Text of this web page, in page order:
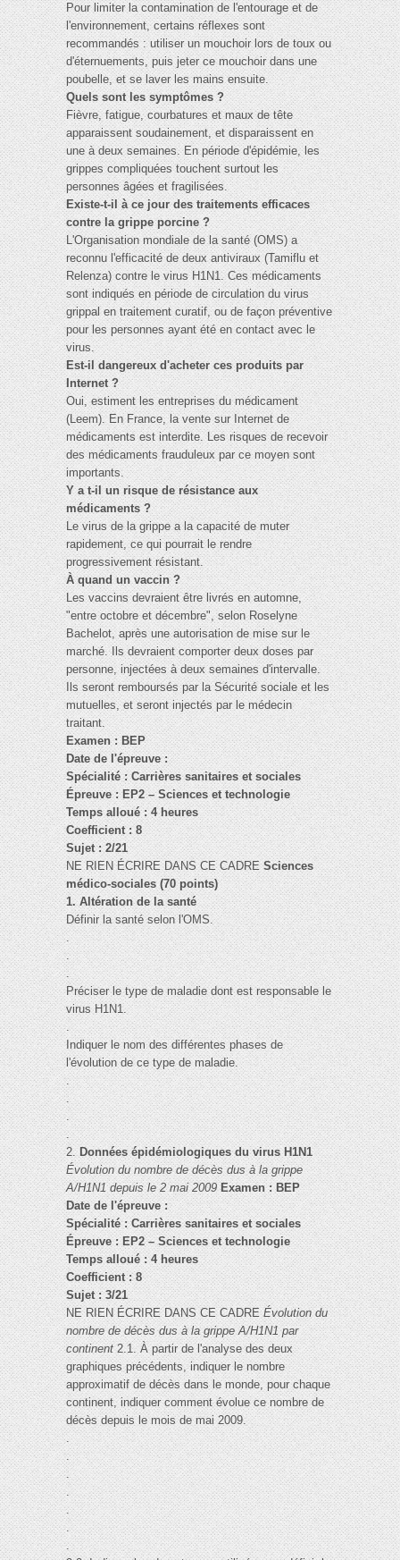
Pour limiter la contamination de l'entourage et de
l'environnement, certains réflexes sont
recommandés : utiliser un mouchoir lors de toux ou
d'éternuements, puis jeter ce mouchoir dans une
poubelle, et se laver les mains ensuite.
Quels sont les symptômes ?
Fièvre, fatigue, courbatures et maux de tête
apparaissent soudainement, et disparaissent en
une à deux semaines. En période d'épidémie, les
grippes compliquées touchent surtout les
personnes âgées et fragilisées.
Existe-t-il à ce jour des traitements efficaces
contre la grippe porcine ?
L'Organisation mondiale de la santé (OMS) a
reconnu l'efficacité de deux antiviraux (Tamiflu et
Relenza) contre le virus H1N1. Ces médicaments
sont indiqués en période de circulation du virus
grippal en traitement curatif, ou de façon préventive
pour les personnes ayant été en contact avec le
virus.
Est-il dangereux d'acheter ces produits par
Internet ?
Oui, estiment les entreprises du médicament
(Leem). En France, la vente sur Internet de
médicaments est interdite. Les risques de recevoir
des médicaments frauduleux par ce moyen sont
importants.
Y a t-il un risque de résistance aux
médicaments ?
Le virus de la grippe a la capacité de muter
rapidement, ce qui pourrait le rendre
progressivement résistant.
À quand un vaccin ?
Les vaccins devraient être livrés en automne,
"entre octobre et décembre", selon Roselyne
Bachelot, après une autorisation de mise sur le
marché. Ils devraient comporter deux doses par
personne, injectées à deux semaines d'intervalle.
Ils seront remboursés par la Sécurité sociale et les
mutuelles, et seront injectés par le médecin
traitant.
Examen : BEP
Date de l'épreuve :
Spécialité : Carrières sanitaires et sociales
Épreuve : EP2 – Sciences et technologie
Temps alloué : 4 heures
Coefficient : 8
Sujet : 2/21
NE RIEN ÉCRIRE DANS CE CADRESciences
médico-sociales (70 points)
1. Altération de la santé
Définir la santé selon l'OMS.
.
.
.
Préciser le type de maladie dont est responsable le
virus H1N1.
.
Indiquer le nom des différentes phases de
l'évolution de ce type de maladie.
.
.
.
.
2. Données épidémiologiques du virus H1N1
Évolution du nombre de décès dus à la grippe
A/H1N1 depuis le 2 mai 2009 Examen : BEP
Date de l'épreuve :
Spécialité : Carrières sanitaires et sociales
Épreuve : EP2 – Sciences et technologie
Temps alloué : 4 heures
Coefficient : 8
Sujet : 3/21
NE RIEN ÉCRIRE DANS CE CADREÉvolution du
nombre de décès dus à la grippe A/H1N1 par
continent2.1. À partir de l'analyse des deux
graphiques précédents, indiquer le nombre
approximatif de décès dans le monde, pour chaque
continent, indiquer comment évolue ce nombre de
décès depuis le mois de mai 2009.
.
.
.
.
.
.
.